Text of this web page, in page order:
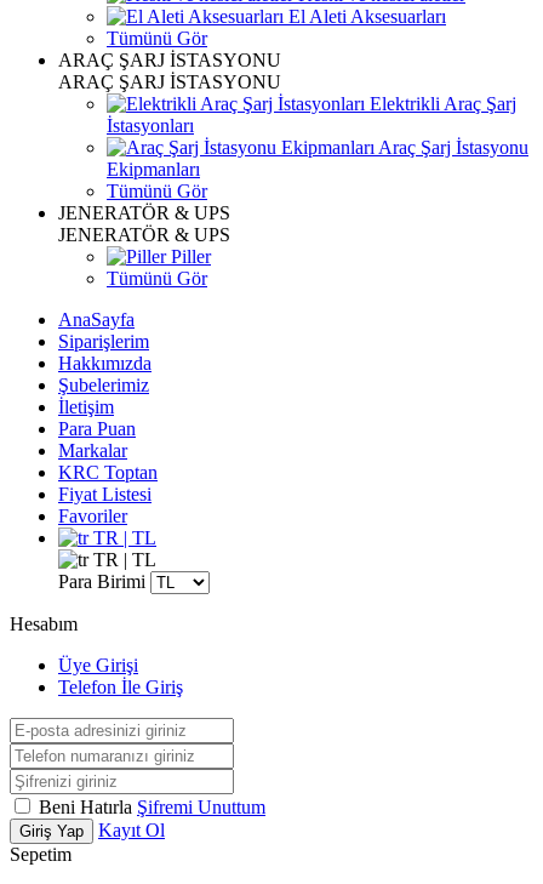
El Aleti Aksesuarları
Tümünü Gör
ARAÇ ŞARJ İSTASYONU
ARAÇ ŞARJ İSTASYONU
Elektrikli Araç Şarj
İstasyonları
Araç Şarj İstasyonu
Ekipmanları
Tümünü Gör
JENERATÖR & UPS
JENERATÖR & UPS
Piller
Tümünü Gör
AnaSayfa
Siparişlerim
Hakkımızda
Şubelerimiz
İletişim
Para Puan
Markalar
KRC Toptan
Fiyat Listesi
Favoriler
TR | TL
TR | TL
Para Birimi
Hesabım
Üye Girişi
Telefon İle Giriş
Beni Hatırla Şifremi Unuttum
Giriş Yap
Kayıt Ol
Sepetim